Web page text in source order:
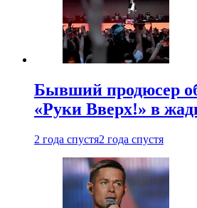
Бывший продюсер
«Руки Вверх!» в
2 года спустя2 года спустя